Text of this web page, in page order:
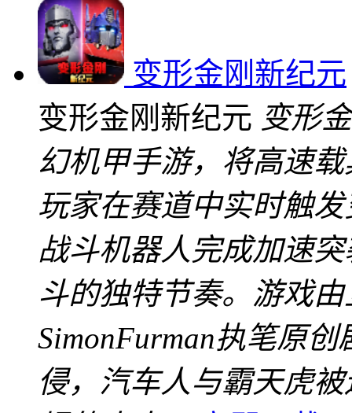
变形金刚新纪元
变形金刚新纪元 变形
幻机甲手游，将高速
玩家在赛道中实时触
战斗机器人完成加速
斗的独特节奏。游戏
SimonFurman执笔原
侵，汽车人与霸天虎